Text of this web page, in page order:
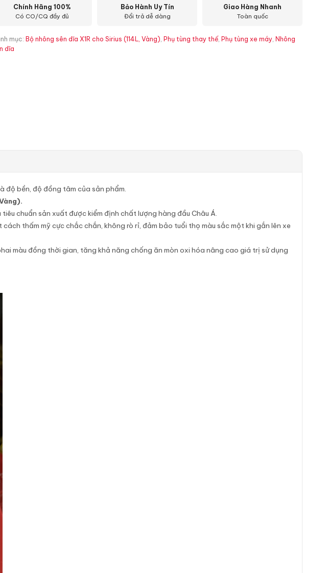
Chính Hãng 100%
Có CO/CQ đầy đủ
Bảo Hành Uy Tín
Đổi trả dễ dàng
Giao Hàng Nhanh
Toàn quốc
mục: Bộ nhông sên dĩa X1R cho Sirius (114L, Vàng), Phụ tùng thay thế, Phụ tùng xe máy, Nhông
dĩa
độ bền, độ đồng tâm của sản phẩm.
chuẩn sản xuất được kiểm định chất lượng hàng đầu Châu Á.
thấm mỹ cực chắc chắn, không rò rỉ, đảm bảo tuổi thọ màu sắc một khi gắn lên xe
màu đồng thời gian, tăng khả năng chống ăn mòn oxi hóa nâng cao giá trị sử dụng